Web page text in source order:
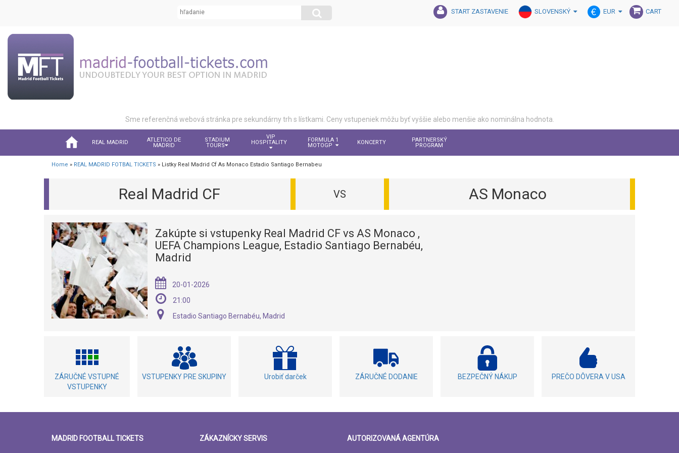
CART
EUR
SLOVENSKÝ
START ZASTAVENIE
Sme referenčná webová stránka pre sekundárny trh s lístkami. Ceny vstupeniek môžu byť vyššie alebo menšie ako nominálna hodnota.
REAL MADRID
ATLETICO DE
MADRID
STADIUM
TOURS
VIP
HOSPITALITY
FORMULA 1
MOTOGP
KONCERTY
PARTNERSKÝ
PROGRAM
Home » REAL MADRID FOTBAL TICKETS » Listky Real Madrid Cf As Monaco Estadio Santiago Bernabeu
Real Madrid CF VS AS Monaco
Zakúpte si vstupenky Real Madrid CF vs AS Monaco ,
UEFA Champions League, Estadio Santiago Bernabéu,
Madrid
20-01-2026
21:00
Estadio Santiago Bernabéu, Madrid
ZÁRUČNÉ VSTUPNÉ
VSTUPENKY
VSTUPENKY PRE SKUPINY Urobiť darček ZÁRUČNÉ DODANIE BEZPEČNÝ NÁKUP PREČO DÔVERA V USA
MADRID FOOTBALL TICKETS ZÁKAZNÍCKY SERVIS AUTORIZOVANÁ AGENTÚRA